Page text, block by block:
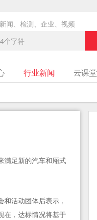
闻、检测、企业、视频
行业新闻 云课堂
满足新的汽车和厢式
活动团体后表示，
在，达标情况将基于